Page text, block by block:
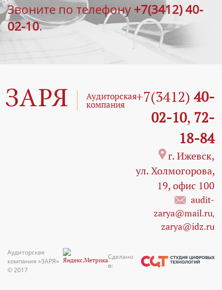
Звоните по телефону +7(3412) 40-
02-10.
+7(3412) 40-
02-10, 72-
18-84
г. Ижевск,
ул. Холмогорова,
19, офис 100
audit-
zarya@mail.ru,
zarya@idz.ru
ЗАРЯ Аудиторская
компания
Аудиторская
компания «ЗАРЯ»
© 2017
Сделано
в: